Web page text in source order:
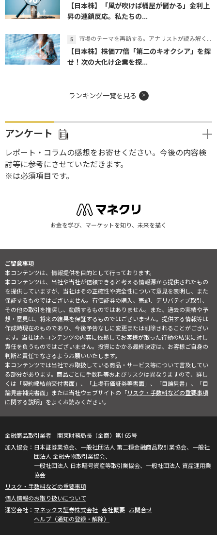
【日本株】「風が吹けば桶屋が儲かる」金利上
昇の連鎖反応。私たちの...
市場のテーマを再訪する。アナリストが読み解くテーマの本質
【日本株】株価77倍「第二のキオクシア」を探
せ！次の大化け企業を探...
ランキング一覧を見る
アンケート
レポート・コラムの感想をお寄せください。今後の内容検
討等に参考にさせていただきます。
※は必須項目です。
お金を学び、マーケットを知り、未来を描く
ご留意事項
本コンテンツは、情報提供を目的として行っております。
本コンテンツは、当社や当社が信頼できると考える情報源から提供されたもの
を提供していますが、当社はその正確性や完全性について意見を表明し、また
保証するものではございません。有価証券の購入、売却、デリバティブ取引、
その他の取引を推奨し、勧誘するものではありません。また、過去の実績や予
想・意見は、将来の結果を保証するものではございません。提供する情報等は
作成時現在のものであり、今後予告なしに変更または削除されることがござい
ます。当社は本コンテンツの内容に依拠してお客様が取った行動の結果に対し
責任を負うものではございません。投資にかかる最終決定は、お客様ご自身の
判断と責任でなさるようお願いいたします。
本コンテンツでは当社でお取扱している商品・サービス等について言及してい
る部分があります。商品ごとに手数料等およびリスクは異なりますので、詳し
くは「契約締結前交付書面」、「上場有価証券等書面」、「目論見書」、「目
論見書補完書面」または当社ウェブサイトの「リスク・手数料などの重要事項
に関する説明」をよくお読みください。
金融商品取引業者 関東財務局長（金商）第165号
日本証券業協会、一般社団法人 第二種金融商品取引業協会、一般社
団法人 金融先物取引業協会、
一般社団法人 日本暗号資産等取引業協会、一般社団法人 資産運用業
協会
リスク・手数料などの重要事項
個人情報のお取り扱いについて
マネックス証券株式会社 会社概要 お問合せ
ヘルプ（通知の登録・解除）